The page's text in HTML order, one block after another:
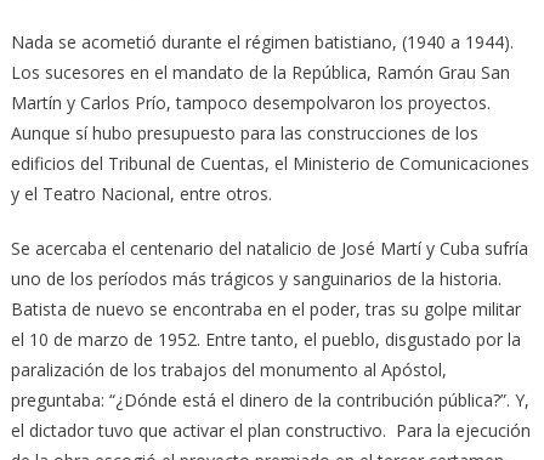
Nada se acometió durante el régimen batistiano, (1940 a 1944).
Los sucesores en el mandato de la República, Ramón Grau San
Martín y Carlos Prío, tampoco desempolvaron los proyectos.
Aunque sí hubo presupuesto para las construcciones de los
edificios del Tribunal de Cuentas, el Ministerio de Comunicaciones
y el Teatro Nacional, entre otros.
Se acercaba el centenario del natalicio de José Martí y Cuba sufría
uno de los períodos más trágicos y sanguinarios de la historia.
Batista de nuevo se encontraba en el poder, tras su golpe militar
el 10 de marzo de 1952. Entre tanto, el pueblo, disgustado por la
paralización de los trabajos del monumento al Apóstol,
preguntaba: “¿Dónde está el dinero de la contribución pública?”. Y,
el dictador tuvo que activar el plan constructivo. Para la ejecución